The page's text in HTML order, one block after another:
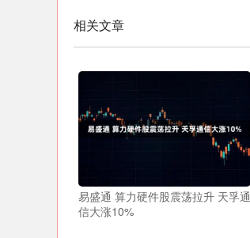
相关文章
易盛通 算力硬件股震荡拉升 天孚通
信大涨10%